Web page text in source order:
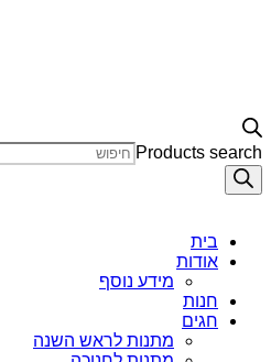
Products search
בית
אודות
מידע נוסף
חנות
חגים
מתנות לראש השנה